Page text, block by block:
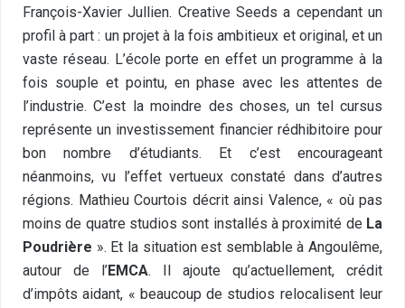
François-Xavier Jullien. Creative Seeds a cependant un
profil à part : un projet à la fois ambitieux et original, et un
vaste réseau. L’école porte en effet un programme à la
fois souple et pointu, en phase avec les attentes de
l’industrie. C’est la moindre des choses, un tel cursus
représente un investissement financier rédhibitoire pour
bon nombre d’étudiants. Et c’est encourageant
néanmoins, vu l’effet vertueux constaté dans d’autres
régions. Mathieu Courtois décrit ainsi Valence, « où pas
moins de quatre studios sont installés à proximité de La
Poudrière ». Et la situation est semblable à Angoulême,
autour de l’EMCA. Il ajoute qu’actuellement, crédit
d’impôts aidant, « beaucoup de studios relocalisent leur